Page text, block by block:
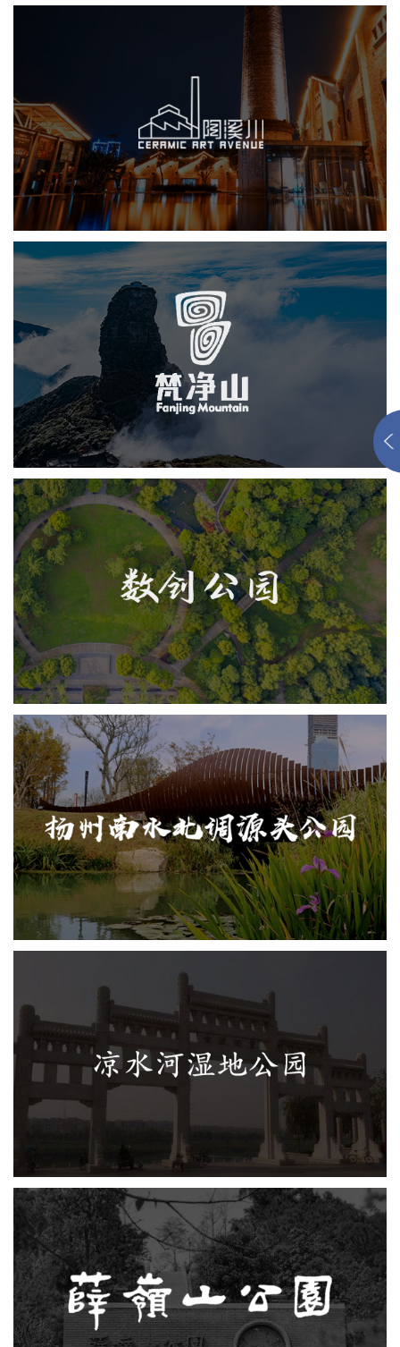
陶溪川创意产业园
旅游休闲 公园 品牌官网 网站建设 网页设计
梵净山保护区
旅游休闲 公园 网页设计
江西上饶数创公园
旅游休闲 公园 AI人工智能
智慧公园
智能步道
AR太极
扬州南水北调源头公园
旅游休闲 公园 AI人工智能 智慧公园
AR太极
智能语音亭
智能大数据平台
凉水河湿地公园
旅游休闲
智慧公园
智能步道
厦门薛岭山公园
旅游休闲 公园 AI人工智能 智慧公园
AR太极